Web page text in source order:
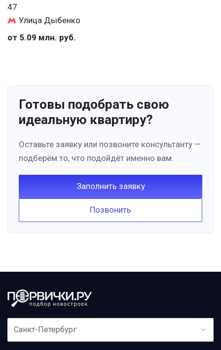
47
Улица Дыбенко
от 5.09 млн. руб.
Готовы подобрать свою
идеальную квартиру?
Оставьте заявку или позвоните консультанту —
подберём то, что подойдёт именно вам.
Заполнить заявку
Позвонить
Санкт-Петербург